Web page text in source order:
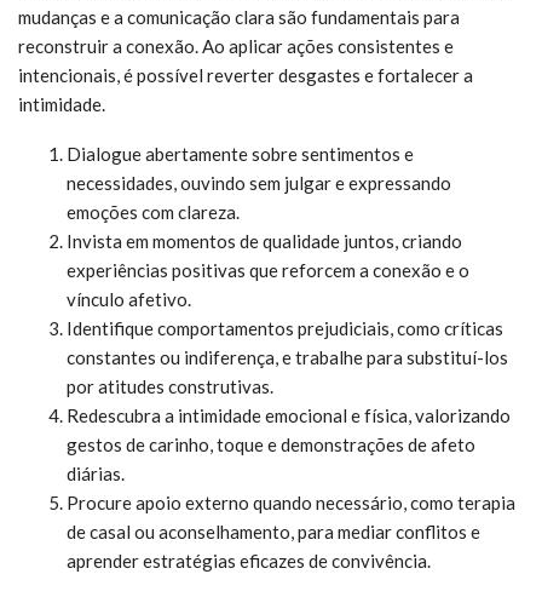
mudanças e a comunicação clara são fundamentais para
reconstruir a conexão. Ao aplicar ações consistentes e
intencionais, é possível reverter desgastes e fortalecer a
intimidade.
Dialogue abertamente sobre sentimentos e
necessidades, ouvindo sem julgar e expressando
emoções com clareza.
Invista em momentos de qualidade juntos, criando
experiências positivas que reforcem a conexão e o
vínculo afetivo.
Identifique comportamentos prejudiciais, como críticas
constantes ou indiferença, e trabalhe para substituí-los
por atitudes construtivas.
Redescubra a intimidade emocional e física, valorizando
gestos de carinho, toque e demonstrações de afeto
diárias.
Procure apoio externo quando necessário, como terapia
de casal ou aconselhamento, para mediar conflitos e
aprender estratégias eficazes de convivência.